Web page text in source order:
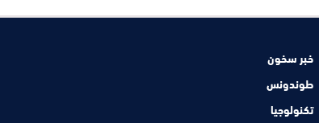
خبر سخون
طوندونس
تكنولوجيا